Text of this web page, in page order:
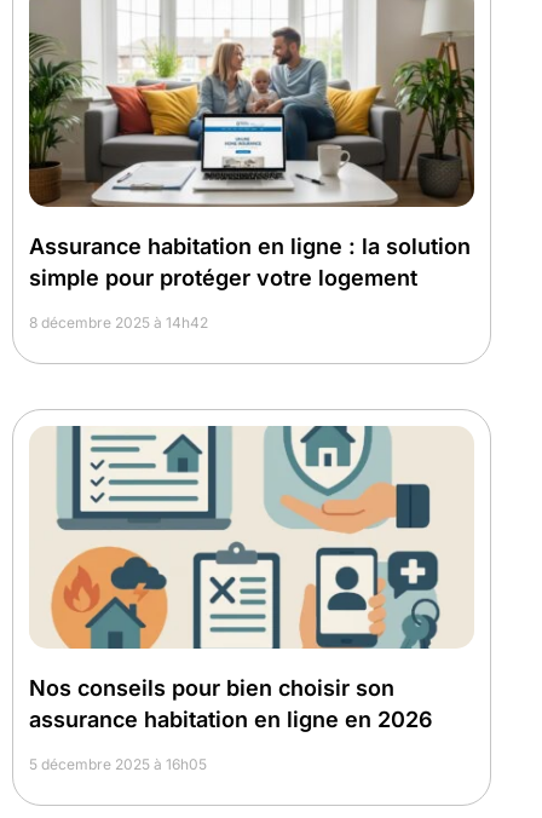
Assurance habitation en ligne : la solution
simple pour protéger votre logement
8 décembre 2025 à 14h42
Nos conseils pour bien choisir son
assurance habitation en ligne en 2026
5 décembre 2025 à 16h05